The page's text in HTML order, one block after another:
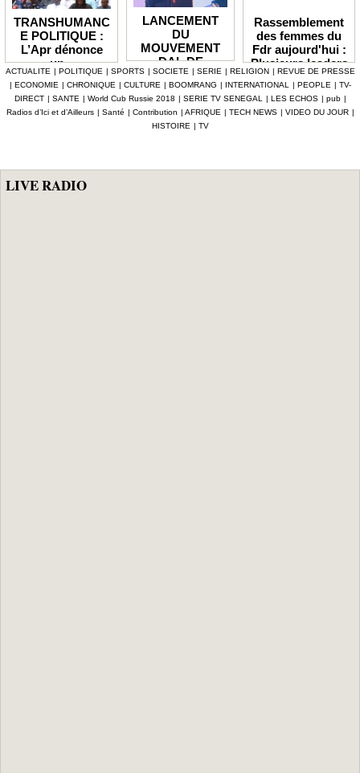
TRANSHUMANC
E POLITIQUE :
L’Apr dénonce
un «
détournement de
la volonté
populaire » et
réclame une
LANCEMENT
DU
MOUVEMENT
DAL DE
BABACAR
MBENGUE :
Aldiouma Sow
«drague» le
maire de Hann
Rassemblement
des femmes du
Fdr aujourd'hui :
Plusieurs leaders
de l'opposition
annoncés
ACTUALITE | POLITIQUE | SPORTS | SOCIETE | SERIE | RELIGION | REVUE DE PRESSE
| ECONOMIE | CHRONIQUE | CULTURE | BOOMRANG | INTERNATIONAL | PEOPLE | TV-
DIRECT | SANTE | World Cub Russie 2018 | SERIE TV SENEGAL | LES ECHOS | pub |
Radios d’Ici et d’Ailleurs | Santé | Contribution | AFRIQUE | TECH NEWS | VIDEO DU JOUR |
HISTOIRE | TV
LIVE RADIO